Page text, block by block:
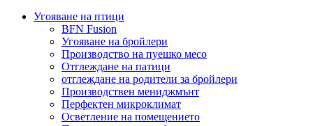
Угояване на птици
BFN Fusion
Угояване на бройлери
Производство на пуешко месо
Отглеждане на патици
отглеждане на родители за бройлери
Производствен мениджмънт
Перфектен микроклимат
Осветление на помещението